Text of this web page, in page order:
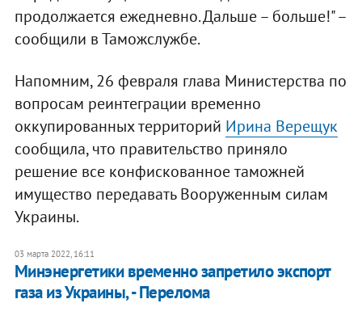
продолжается ежедневно. Дальше – больше!" –
сообщили в Таможслужбе.
Напомним, 26 февраля глава Министерства по
вопросам реинтеграции временно
оккупированных территорий Ирина Верещук
сообщила, что правительство приняло
решение все конфискованное таможней
имущество передавать Вооруженным силам
Украины.
03 марта 2022, 16:11
Минэнергетики временно запретило экспорт
газа из Украины, - Перелома